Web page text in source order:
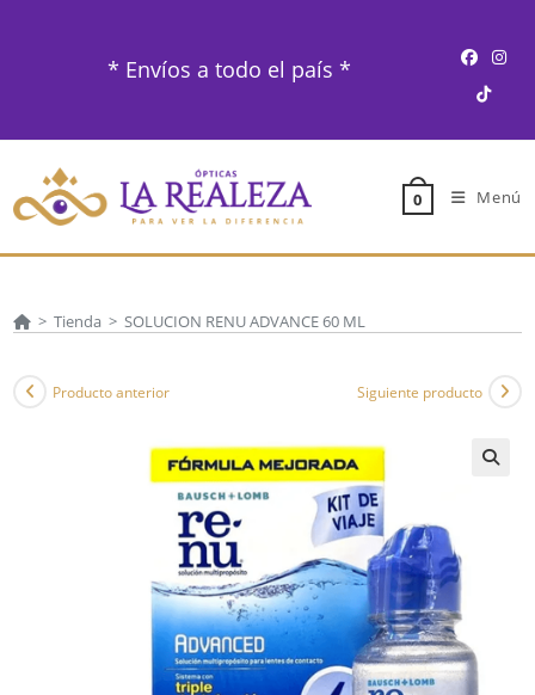
* Envíos a todo el país *
0 Menú
> Tienda > SOLUCION RENU ADVANCE 60 ML
Producto anterior Siguiente producto